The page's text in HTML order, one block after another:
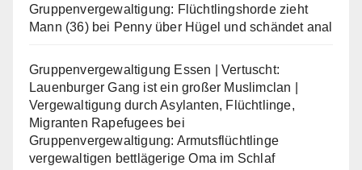
Gruppenvergewaltigung: Flüchtlingshorde zieht
Mann (36) bei Penny über Hügel und schändet anal
Gruppenvergewaltigung Essen | Vertuscht:
Lauenburger Gang ist ein großer Muslimclan |
Vergewaltigung durch Asylanten, Flüchtlinge,
Migranten Rapefugees bei
Gruppenvergewaltigung: Armutsflüchtlinge
vergewaltigen bettlägerige Oma im Schlaf